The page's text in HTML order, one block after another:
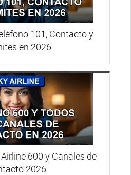
101, Contacto y
en 2026
600 y Canales de
2026